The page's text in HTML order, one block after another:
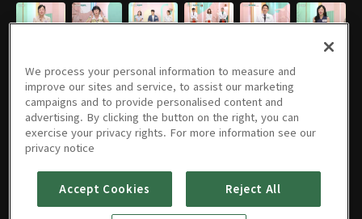
7294회
7293회
07/13/2026 • 51분
7292회 7291회 7290회 7289회 7288회
We process your personal information to measure and
improve our sites and service, to assist our marketing
campaigns and to provide personalised content and
advertising. By clicking the button on the right, you can
exercise your privacy rights. For more information see our
privacy notice
Accept Cookies Reject All